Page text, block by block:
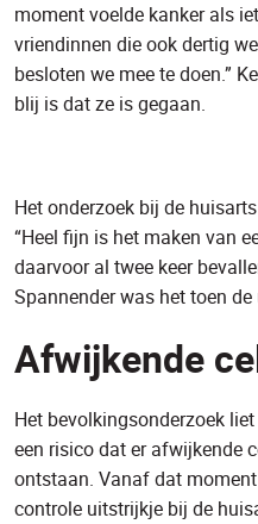
moment voelde kanker als
vriendinnen die ook dertig
besloten we mee te doen.”
blij is dat ze is gegaan.
Het onderzoek bij de
“Heel fijn is het maken van
daarvoor al twee keer
Spannender was het toen
Afwijkende
Het bevolkingsonderzoek
een risico dat er afwijkende
ontstaan. Vanaf dat
controle uitstrijkje bij de